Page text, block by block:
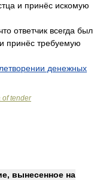
и принёс искомую
что ответчик всегда был
принёс требуемую
денежных
of tender
вынесенное на